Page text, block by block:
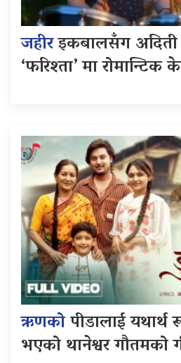
जहीरइकबालसँग अदिती
‘फरिश्ता’ मा रोमान्टिक
ऋणकोपीडालाई यथार्थ
भएको थानेश्वर गौतमको